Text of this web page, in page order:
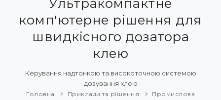
ПРИКЛАДИ ТА РІШЕННЯ
КАТАЛОГ ПРОДУКЦІЇ
Ультракомпактне
комп'ютерне рішення для
швидкісного дозатора
клею
Керування надтонкою та високоточною системою
дозування клею
Головна Приклади та рішення
Промислова